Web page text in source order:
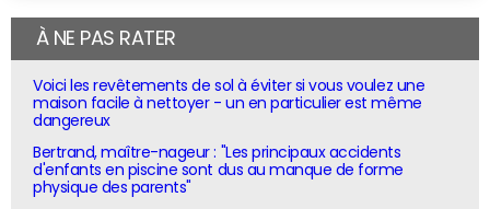
À NE PAS RATER
Voici les revêtements de sol à éviter si vous voulez une
maison facile à nettoyer - un en particulier est même
dangereux
Bertrand, maître-nageur : "Les principaux accidents
d'enfants en piscine sont dus au manque de forme
physique des parents"